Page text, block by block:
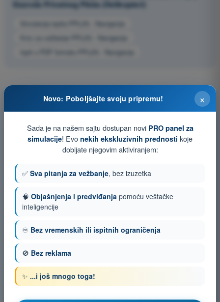
Dozvola Privatnog Pilota (Helikopteri)
Simulacija ispita PPL(H) - Navigacija
Kviz za vežbanje PPL(H) - Navigacija
Ispit u PDF formatu PPL(H) - Navigacija
×
Novo: Poboljšajte svoju pripremu!
Sada je na našem sajtu dostupan novi PRO panel za
simulacije! Evo nekih ekskluzivnih prednosti koje
dobijate njegovim aktiviranjem:
✅ Sva pitanja za vežbanje, bez izuzetka
🧠 Objašnjenja i predviđanja pomoću veštačke
inteligencije
♾️ Bez vremenskih ili ispitnih ograničenja
🚫 Bez reklama
✨ ...i još mnogo toga!